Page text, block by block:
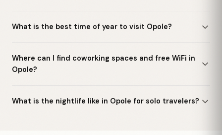
What is the best time of year to visit Opole?
Where can I find coworking spaces and free WiFi in
Opole?
What is the nightlife like in Opole for solo travelers?